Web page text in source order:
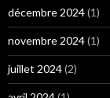
décembre 2024(1)
novembre 2024(1)
juillet 2024(2)